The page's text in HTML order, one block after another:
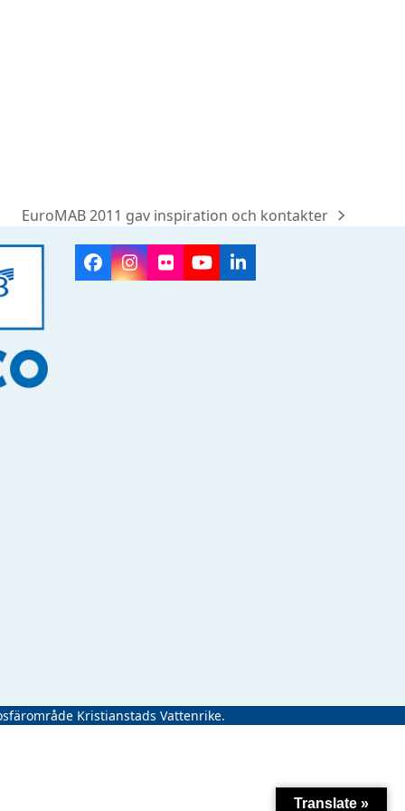
next
post:
EuroMAB 2011 gav inspiration och kontakter
Facebook
Instagram
FlickrYouTubeLinkedIn
Kristianstads Vattenrike.
Translate »